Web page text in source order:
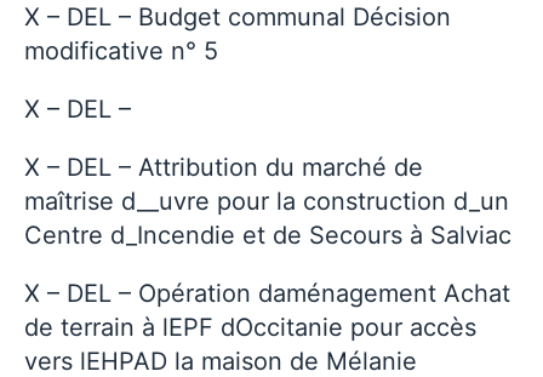
X – DEL – Budget communal Décision
modificative n° 5
X – DEL –
X – DEL – Attribution du marché de
maîtrise d__uvre pour la construction d_un
Centre d_Incendie et de Secours à Salviac
X – DEL – Opération daménagement Achat
de terrain à lEPF dOccitanie pour accès
vers lEHPAD la maison de Mélanie